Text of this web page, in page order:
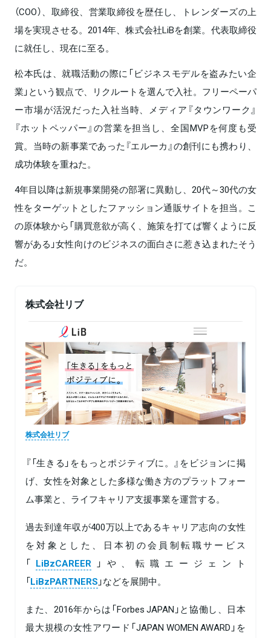
（COO）、取締役、営業取締役を歴任し、トレンダーズの上
場を実現させる。2014年、株式会社LiBを創業。代表取締役
に就任し、現在に至る。
松本氏は、就職活動の際に「ビジネスモデルを盗みたい企
業」という観点で、リクルートを選んで入社。フリーペーパ
ー市場が活況だった入社当時、メディア『タウンワーク』
『ホットペッパー』の営業を担当し、全国MVPを何度も受
賞。当時の新事業であった『エルーカ』の創刊にも携わり、
成功体験を重ねた。
4年目以降は新規事業開発の部署に異動し、20代～30代の女
性をターゲットとしたファッション通販サイトを担当。こ
の原体験から「購買意欲が高く、施策を打てば響くように反
響がある」女性向けのビジネスの面白さに惹き込まれたそう
だ。
株式会社リブ
株式会社リブ
『「生きる」をもっとポジティブに。』をビジョンに掲
げ、女性を対象とした多様な働き方のプラットフォー
ム事業と、ライフキャリア支援事業を運営する。
過去到達年収が400万以上であるキャリア志向の女性
を対象とした、日本初の会員制転職サービス
「 LiBzCAREER」や、転職エージェント
「LiBzPARTNERS 」などを展開中。
また、2016年からは「Forbes JAPAN」と協働し、日本
最大規模の女性アワード「JAPAN WOMEN AWARD」を